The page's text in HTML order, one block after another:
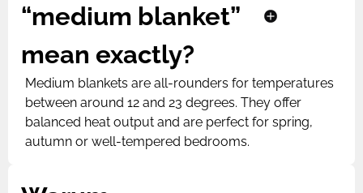
“medium blanket”
mean exactly?
Medium blankets are all-rounders for temperatures
between around 12 and 23 degrees. They offer
balanced heat output and are perfect for spring,
autumn or well-tempered bedrooms.